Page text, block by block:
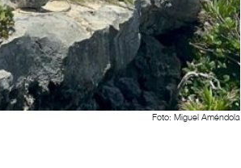
Foto: Miguel Améndola